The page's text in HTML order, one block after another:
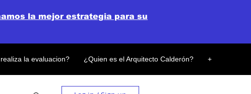
la evaluacion? ¿Quien es el Arquitecto Calderón? +
la mejor estrategia para su